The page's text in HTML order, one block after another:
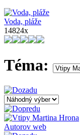
Voda, pláže
14824x
Téma:
Autorov web